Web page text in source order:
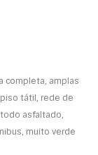
completa, amplas
tátil, rede de
asfaltado,
muito verde